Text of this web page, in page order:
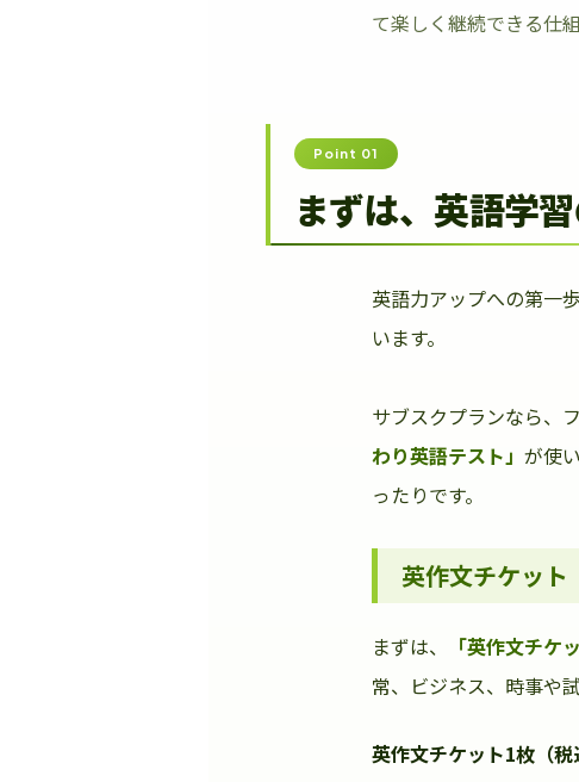
て楽しく継続できる仕
Point 01
まずは、英語学
英語力アップへの第一
います。
サブスクプランなら、
わり英語テスト」 が使
ったりです。
英作文チケット
まずは、 「英作文チケ
常、ビジネス、時事や
英作文チケット1枚（